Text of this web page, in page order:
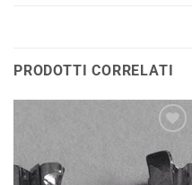
PRODOTTI CORRELATI
alla lista
dei
desideri